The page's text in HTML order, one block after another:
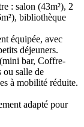
: salon (43m²), 2
bibliothèque
équipée, avec
déjeuners.
bar, Coffre-
ou salle de
à mobilité réduite.
adapté pour